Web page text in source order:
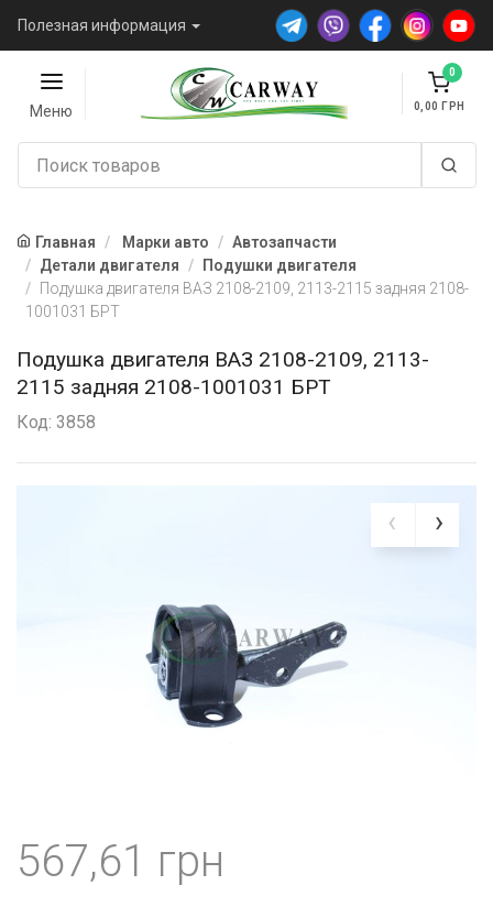
Полезная информация
Меню
0
0,00
Главная Марки авто
Автозапчасти
Детали двигателя
Подушки двигателя
Подушка двигателя ВАЗ 2108-2109, 2113-2115 задняя 2108-
1001031 БРТ
Подушка двигателя ВАЗ 2108-2109, 2113-
2115 задняя 2108-1001031 БРТ
Код: 3858
567,61